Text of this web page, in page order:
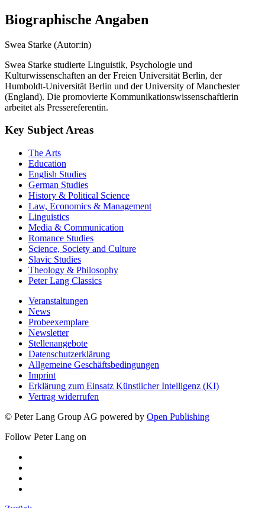
Biographische Angaben
Swea Starke (Autor:in)
Swea Starke studierte Linguistik, Psychologie und
Kulturwissenschaften an der Freien Universität Berlin, der
Humboldt-Universität Berlin und der University of Manchester
(England). Die promovierte Kommunikationswissenschaftlerin
arbeitet als Pressereferentin.
Key Subject Areas
The Arts
Education
English Studies
German Studies
History & Political Science
Law, Economics & Management
Linguistics
Media & Communication
Romance Studies
Science, Society and Culture
Slavic Studies
Theology & Philosophy
Peter Lang Classics
Veranstaltungen
News
Probeexemplare
Newsletter
Stellenangebote
Datenschutzerklärung
Allgemeine Geschäftsbedingungen
Imprint
Erklärung zum Einsatz Künstlicher Intelligenz (KI)
Vertrag widerrufen
© Peter Lang Group AG powered by Open Publishing
Follow Peter Lang on